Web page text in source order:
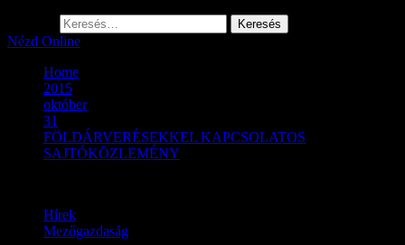
Nézd Online
Home
2015
október
31
FÖLDÁRVERÉSEKKEL KAPCSOLATOS
SAJTÓKÖZLEMÉNY
Hírek
Mezőgazdaság